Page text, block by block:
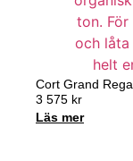
Cort Grand
3 575 kr
Läs mer